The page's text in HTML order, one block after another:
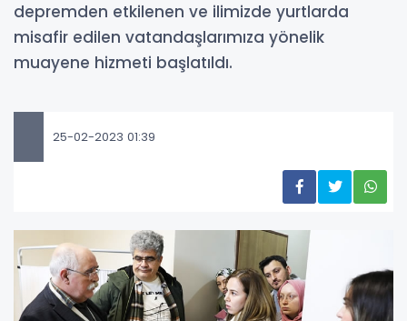
depremden etkilenen ve ilimizde yurtlarda
misafir edilen vatandaşlarımıza yönelik
muayene hizmeti başlatıldı.
25-02-2023 01:39